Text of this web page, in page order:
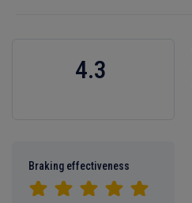
4.3
Braking effectiveness